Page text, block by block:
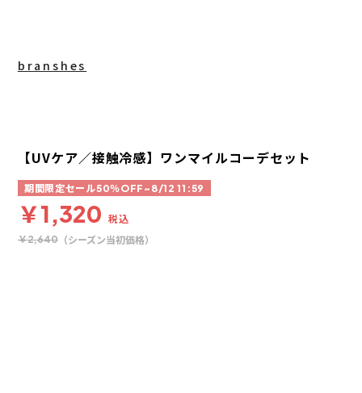
branshes
【UVケア／接触冷感】ワンマイルコーデセット
期間限定セール50％OFF~8/12 11:59
￥1,320 税込
￥2,640（シーズン当初価格）